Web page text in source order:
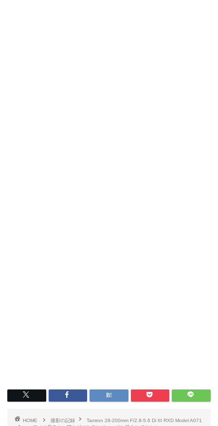
HOME 撮影の記録
Tamron 28-200mm F/2.8-5.6 Di III RXD Model A071